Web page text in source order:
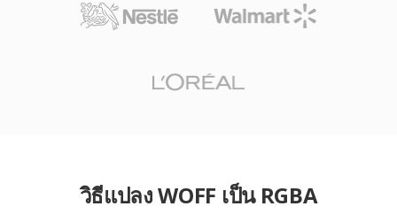
วิธีแปลง WOFF เป็น RGBA